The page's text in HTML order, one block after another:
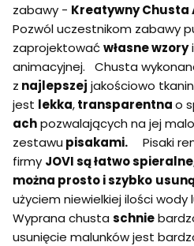
zabawy - Kreatywny Chusta
Pozwól uczestnikom zabawy
zaprojektowaćwłasne wzoryi
animacyjnej. Chusta
z najlepszej jakościowo
jest lekka,transparentnao
achpozwalających na jej
zestawu pisakami.
Pisaki
firmy JOVI są łatwo
można prosto i szybko
użyciem niewielkiej ilości wody
Wyprana chusta schnie
usunięcie malunków jest